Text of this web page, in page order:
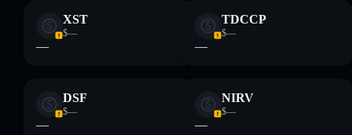
XST
$—
—
TDCCP
$—
—
DSF
$—
—
NIRV
$—
—